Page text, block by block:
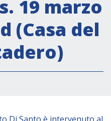
19 marzo
(Casa del